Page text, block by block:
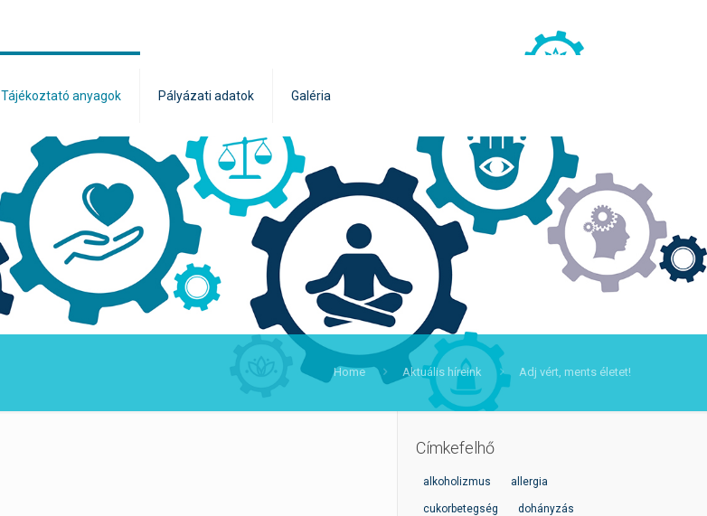
Tájékoztató anyagok Pályázati adatok Galéria
Home Aktuális híreink Adj vért, ments életet!
Címkefelhő
alkoholizmus allergia
cukorbetegség dohányzás